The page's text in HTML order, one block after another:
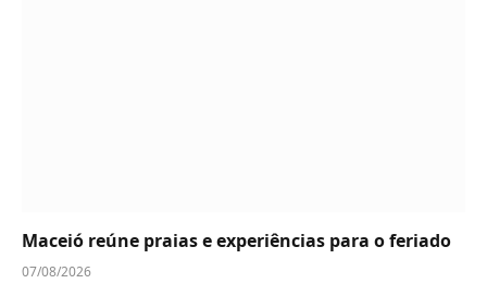
Maceió reúne praias e experiências para o feriado
07/08/2026